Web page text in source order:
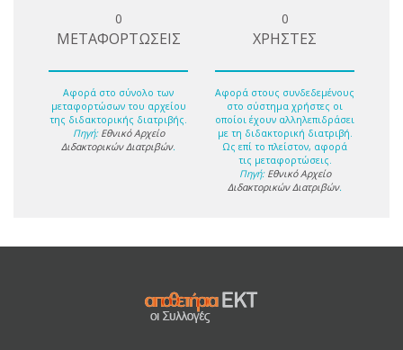
0
ΜΕΤΑΦΟΡΤΩΣΕΙΣ
Αφορά στο σύνολο των
μεταφορτώσων του αρχείου
της διδακτορικής διατριβής.
Πηγή: Εθνικό Αρχείο
Διδακτορικών Διατριβών.
0
ΧΡΗΣΤΕΣ
Αφορά στους συνδεδεμένους
στο σύστημα χρήστες οι
οποίοι έχουν αλληλεπιδράσει
με τη διδακτορική διατριβή.
Ως επί το πλείστον, αφορά
τις μεταφορτώσεις.
Πηγή: Εθνικό Αρχείο
Διδακτορικών Διατριβών.